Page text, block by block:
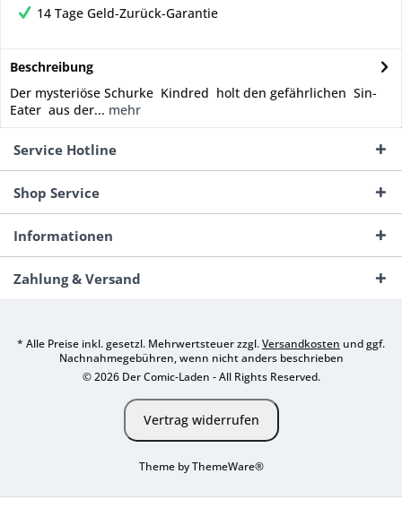
14 Tage Geld-Zurück-Garantie
Beschreibung
Der mysteriöse Schurke Kindred holt den gefährlichen Sin-
Eater aus der... mehr
Service Hotline
Shop Service
Informationen
Zahlung & Versand
* Alle Preise inkl. gesetzl. Mehrwertsteuer zzgl.Versandkosten und ggf.
Nachnahmegebühren, wenn nicht anders beschrieben
© 2026 Der Comic-Laden - All Rights Reserved.
Vertrag widerrufen
Theme byThemeWare®